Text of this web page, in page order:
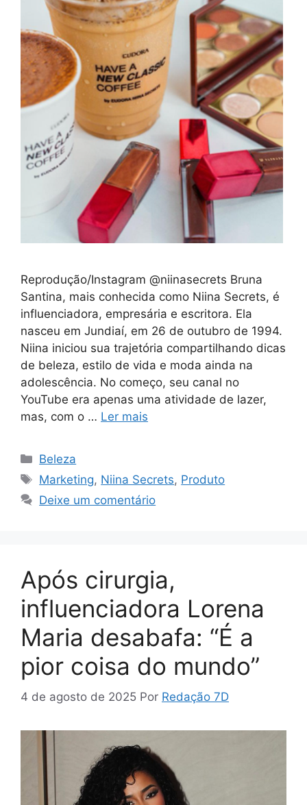
Reprodução/Instagram @niinasecrets Bruna
Santina, mais conhecida como Niina Secrets, é
influenciadora, empresária e escritora. Ela
nasceu em Jundiaí, em 26 de outubro de 1994.
Niina iniciou sua trajetória compartilhando dicas
de beleza, estilo de vida e moda ainda na
adolescência. No começo, seu canal no
YouTube era apenas uma atividade de lazer,
mas, com o … Ler mais
Categorias
Beleza
Tags
Marketing, Niina Secrets, Produto
Deixe um comentário
Após cirurgia,
influenciadora Lorena
Maria desabafa: “É a
pior coisa do mundo”
4 de agosto de 2025 Por Redação 7D